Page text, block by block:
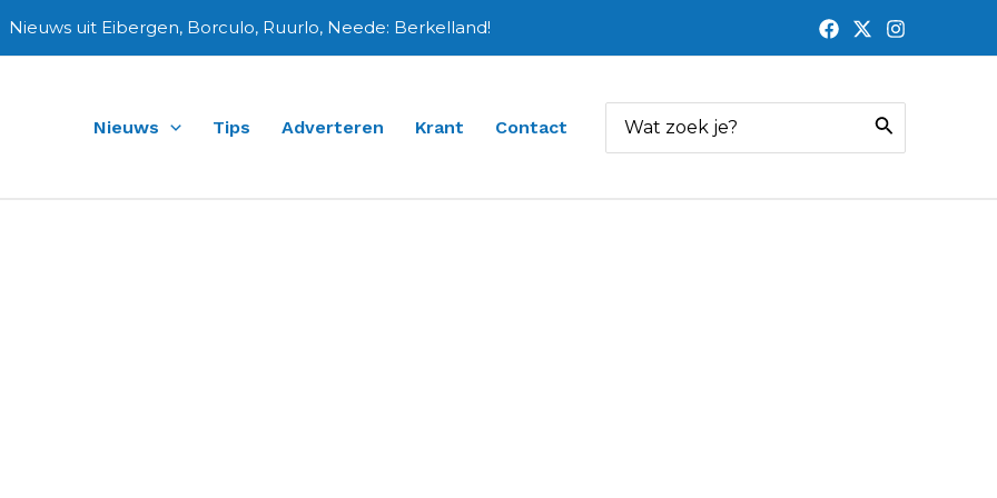
Nieuws uit Eibergen, Borculo, Ruurlo, Neede: Berkelland!
Nieuws Tips Adverteren Krant Contact
naar: